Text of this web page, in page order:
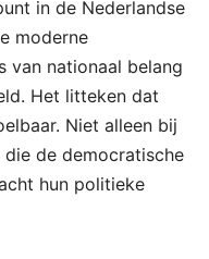
in de Nederlandse
moderne
van nationaal belang
Het litteken dat
Niet alleen bij
de democratische
hun politieke